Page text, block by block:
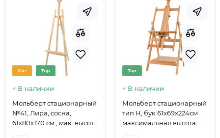
Хит Top
В наличии
Мольберт стационарный
№41, Лира, сосна,
61х80х170 см., мак. высота
Top
В наличии
Мольберт стационарный
тип Н, бук 61x69x224см
максимальная высота